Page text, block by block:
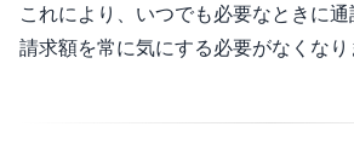
これにより、いつでも必要なときに
請求額を常に気にする必要がなくなり